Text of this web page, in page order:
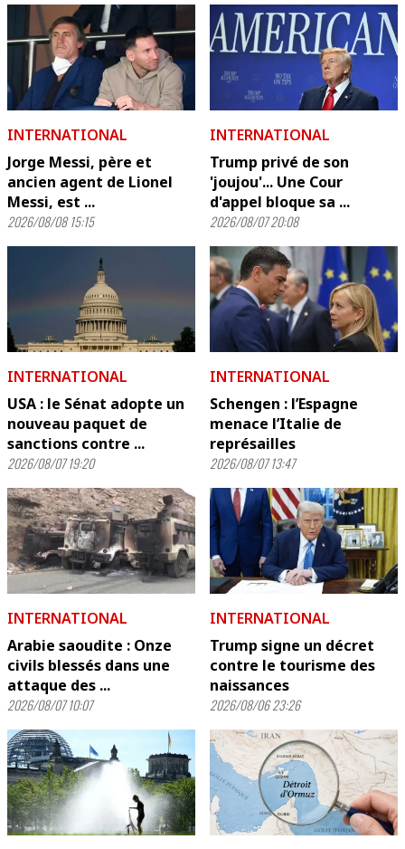
INTERNATIONAL
Jorge Messi, père et
ancien agent de Lionel
Messi, est ...
2026/08/08 15:15
INTERNATIONAL
Trump privé de son
'joujou'... Une Cour
d'appel bloque sa ...
2026/08/07 20:08
INTERNATIONAL
USA : le Sénat adopte un
nouveau paquet de
sanctions contre ...
2026/08/07 19:20
INTERNATIONAL
Schengen : l’Espagne
menace l’Italie de
représailles
2026/08/07 13:47
INTERNATIONAL
Arabie saoudite : Onze
civils blessés dans une
attaque des ...
2026/08/07 10:07
INTERNATIONAL
Trump signe un décret
contre le tourisme des
naissances
2026/08/06 23:26